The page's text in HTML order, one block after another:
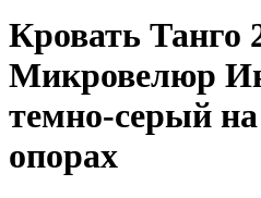
Кровать Танго
Микровелюр
темно-серый
опорах